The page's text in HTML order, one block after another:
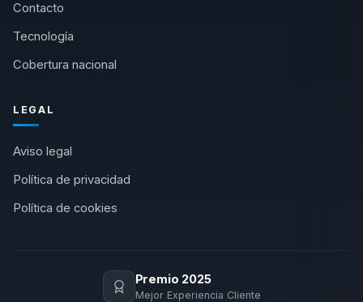
Contacto
Tecnología
Cobertura nacional
LEGAL
Aviso legal
Política de privacidad
Política de cookies
Premio 2025
Mejor Experiencia Cliente